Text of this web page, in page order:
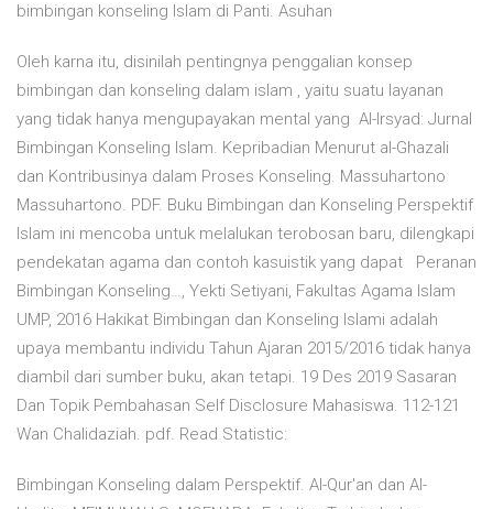
bimbingan konseling Islam di Panti. Asuhan
Oleh karna itu, disinilah pentingnya penggalian konsep
bimbingan dan konseling dalam islam , yaitu suatu layanan
yang tidak hanya mengupayakan mental yang Al-Irsyad: Jurnal
Bimbingan Konseling Islam. Kepribadian Menurut al-Ghazali
dan Kontribusinya dalam Proses Konseling. Massuhartono
Massuhartono. PDF. Buku Bimbingan dan Konseling Perspektif
Islam ini mencoba untuk melalukan terobosan baru, dilengkapi
pendekatan agama dan contoh kasuistik yang dapat Peranan
Bimbingan Konseling…, Yekti Setiyani, Fakultas Agama Islam
UMP, 2016 Hakikat Bimbingan dan Konseling Islami adalah
upaya membantu individu Tahun Ajaran 2015/2016 tidak hanya
diambil dari sumber buku, akan tetapi. 19 Des 2019 Sasaran
Dan Topik Pembahasan Self Disclosure Mahasiswa. 112-121
Wan Chalidaziah. pdf. Read Statistic:
Bimbingan Konseling dalam Perspektif. Al-Qur'an dan Al-